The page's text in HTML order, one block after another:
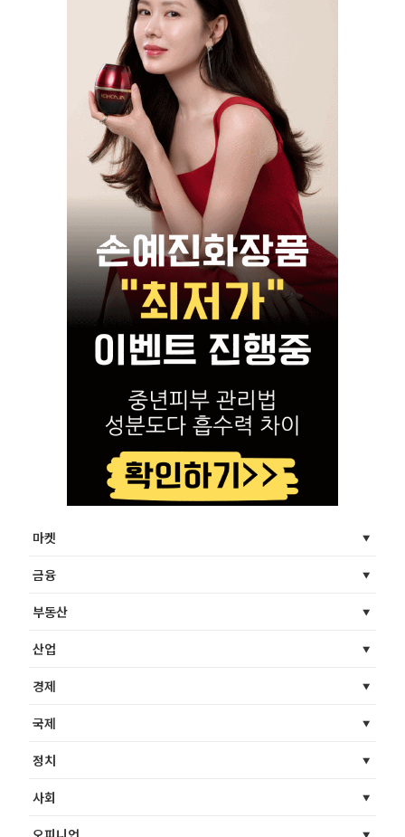
마켓
금융
부동산
산업
경제
국제
정치
사회